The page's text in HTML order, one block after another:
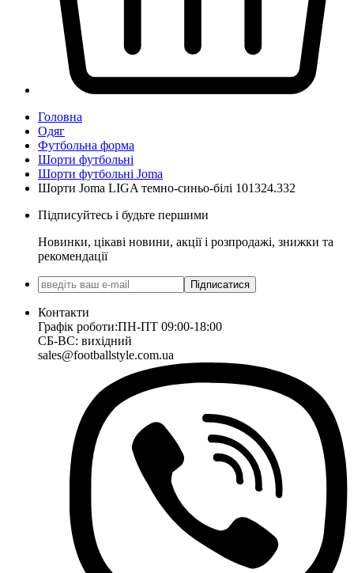
Головна
Одяг
Футбольна форма
Шорти футбольні
Шорти футбольні Joma
Шорти Joma LIGA темно-синьо-білі 101324.332
Підписуйтесь і будьте першими
Новинки, цікаві новини, акції і розпродажі, знижки та
рекомендації
Підписатися
Контакти
Графік роботи:ПН-ПТ 09:00-18:00
СБ-ВС: вихідний
sales@footballstyle.com.ua